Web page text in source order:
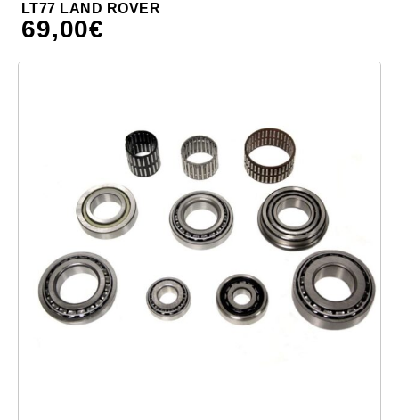
LT77 LAND ROVER
69,00€